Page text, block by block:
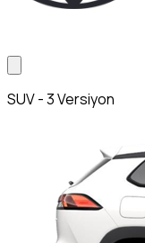
SUV - 3 Versiyon